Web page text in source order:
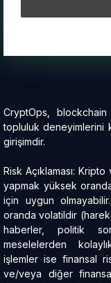
CryptOps,
topluluk deneyimlerini
girişimdir.
Risk Açıklaması:
yapmak yüksek
için uygun
oranda volatildir
haberler, politik
meselelerden
işlemler ise finansal
ve/veya diğer